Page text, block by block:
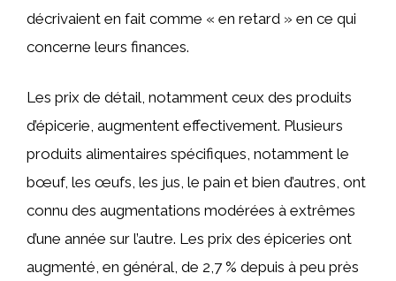
décrivaient en fait comme « en retard » en ce qui
concerne leurs finances.
Les prix de détail, notamment ceux des produits
d’épicerie, augmentent effectivement. Plusieurs
produits alimentaires spécifiques, notamment le
bœuf, les œufs, les jus, le pain et bien d’autres, ont
connu des augmentations modérées à extrêmes
d’une année sur l’autre. Les prix des épiceries ont
augmenté, en général, de 2,7 % depuis à peu près